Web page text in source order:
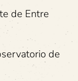
de Entre
de